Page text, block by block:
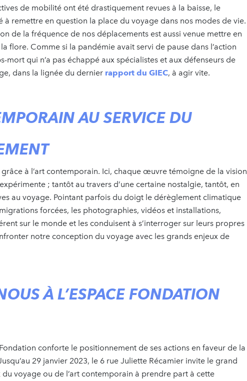
de mobilité ont été drastiquement revues à la baisse, le
remettre en question la place du voyage dans nos modes de vie.
de la fréquence de nos déplacements est aussi venue mettre en
flore. Comme si la pandémie avait servi de pause dans l’action
mort qui n’a pas échappé aux spécialistes et aux défenseurs de
dans la lignée du dernier rapport du GIEC, à agir vite.
AU SERVICE DU
à l’art contemporain. Ici, chaque œuvre témoigne de la vision
; tantôt au travers d’une certaine nostalgie, tantôt, en
au voyage. Pointant parfois du doigt le dérèglement climatique
forcées, les photographies, vidéos et installations,
sur le monde et les conduisent à s’interroger sur leurs propres
notre conception du voyage avec les grands enjeux de
À L’ESPACE FONDATION
conforte le positionnement de ses actions en faveur de la
29 janvier 2023, le 6 rue Juliette Récamier invite le grand
voyage ou de l’art contemporain à prendre part à cette